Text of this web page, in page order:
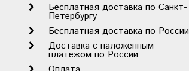
Бесплатная доставка по Санкт-
Петербургу
Бесплатная доставка по России
Доставка с наложенным
платёжом по России